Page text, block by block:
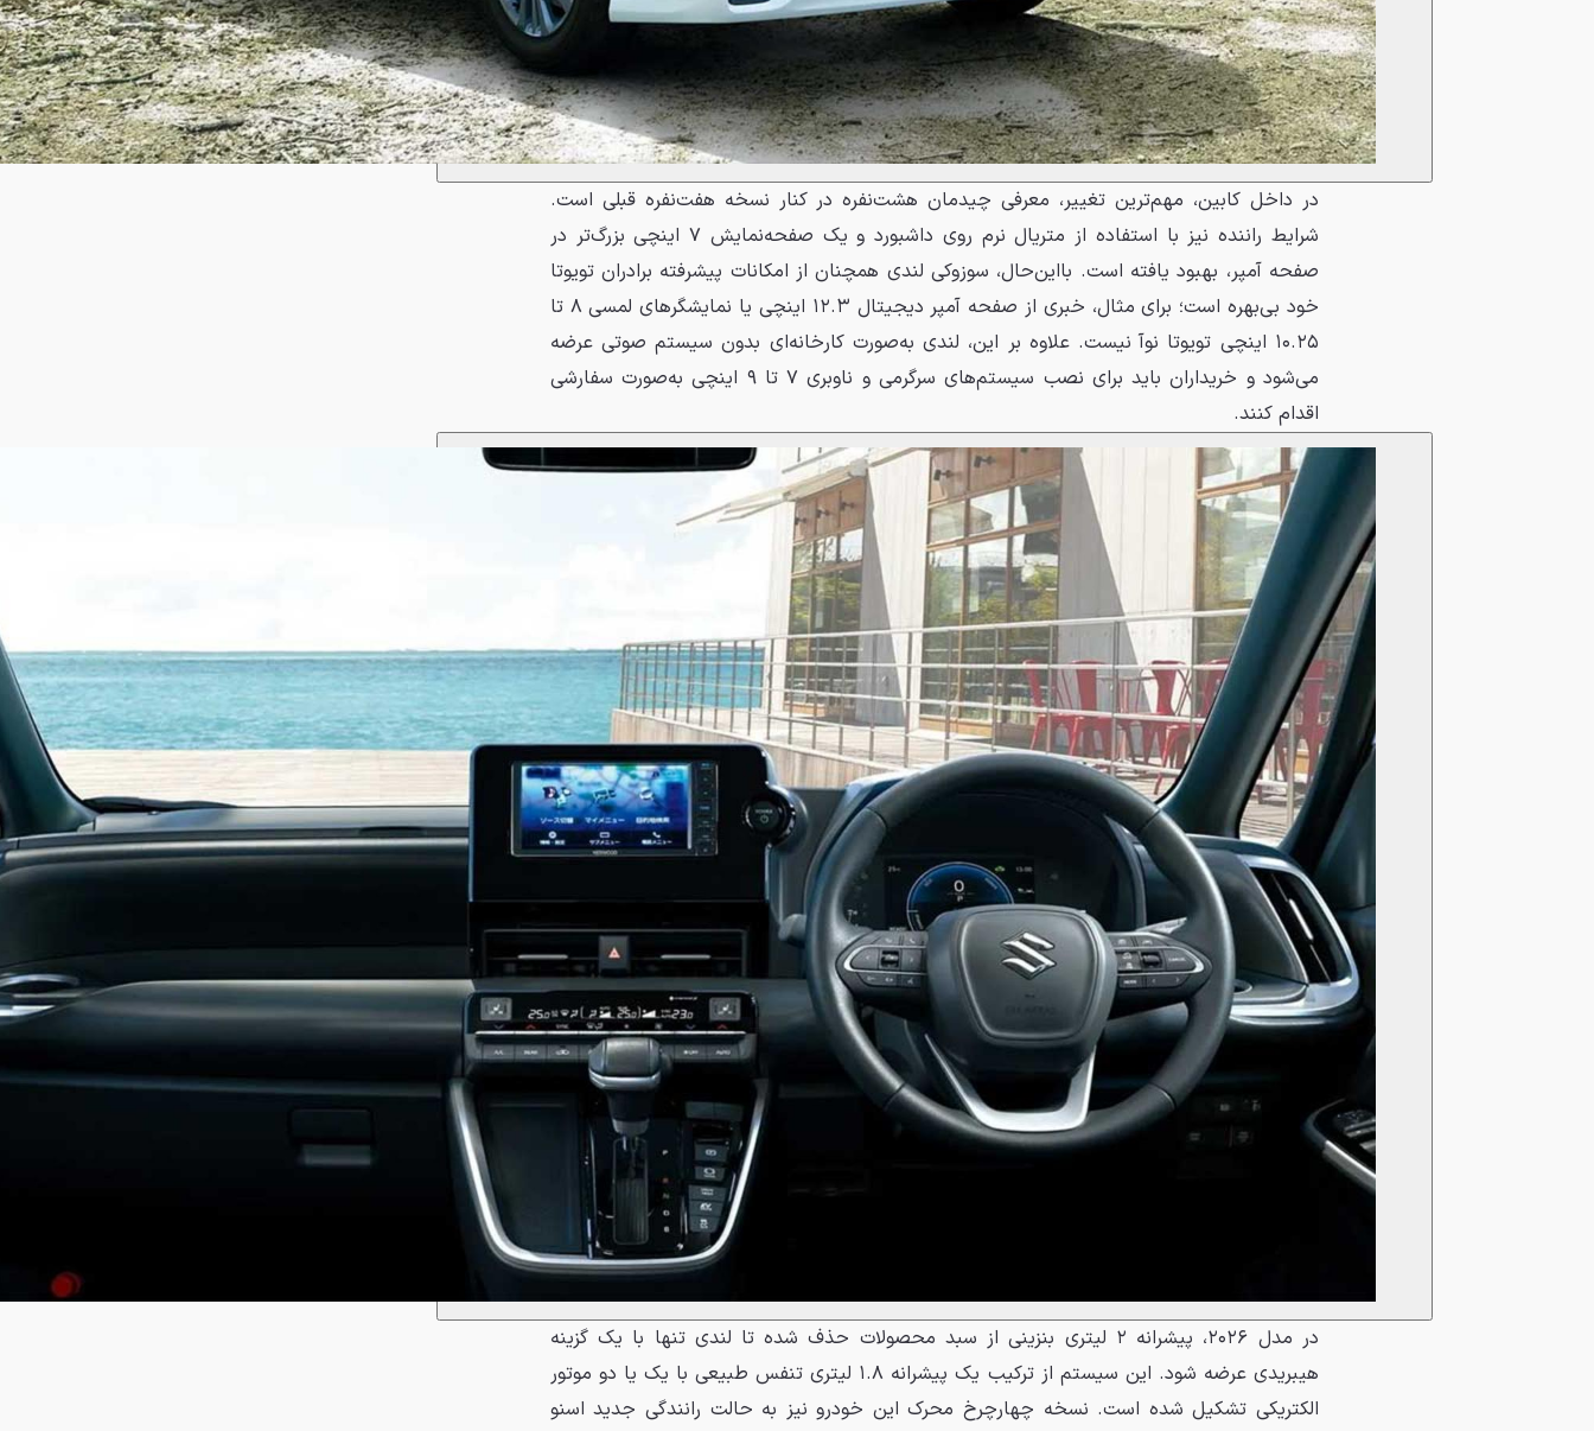
در داخل کابین، مهم‌ترین تغییر، معرفی چیدمان هشت‌نفره در کنار نسخه هفت‌نفره قبلی است.
شرایط راننده نیز با استفاده از متریال نرم روی داشبورد و یک صفحه‌نمایش ۷ اینچی بزرگ‌تر در
صفحه آمپر، بهبود یافته است. بااین‌حال، سوزوکی لندی همچنان از امکانات پیشرفته برادران تویوتا
خود بی‌بهره است؛ برای مثال، خبری از صفحه آمپر دیجیتال ۱۲.۳ اینچی یا نمایشگرهای لمسی ۸ تا
۱۰.۲۵ اینچی تویوتا نوآ نیست. علاوه بر این، لندی به‌صورت کارخانه‌ای بدون سیستم صوتی عرضه
می‌شود و خریداران باید برای نصب سیستم‌های سرگرمی و ناوبری ۷ تا ۹ اینچی به‌صورت سفارشی
اقدام کنند.
در مدل ۲۰۲۶، پیشرانه ۲ لیتری بنزینی از سبد محصولات حذف شده تا لندی تنها با یک گزینه
هیبریدی عرضه شود. این سیستم از ترکیب یک پیشرانه ۱.۸ لیتری تنفس طبیعی با یک یا دو موتور
الکتریکی تشکیل شده است. نسخه چهارچرخ محرک این خودرو نیز به حالت رانندگی جدید اسنو